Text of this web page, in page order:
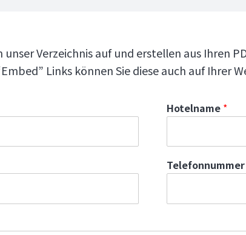
Verzeichnis auf und erstellen aus Ihren
Links können Sie diese auch auf Ihrer
Hotelname *
Telefonnummer